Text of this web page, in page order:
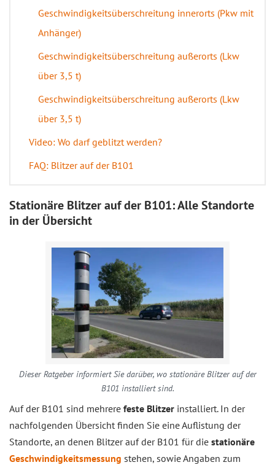
Geschwindigkeitsüberschreitung innerorts (Pkw mit
Anhänger)
Geschwindigkeitsüberschreitung außerorts (Lkw
über 3,5 t)
Geschwindigkeitsüberschreitung außerorts (Lkw
über 3,5 t)
Video: Wo darf geblitzt werden?
FAQ: Blitzer auf der B101
Stationäre Blitzer auf der B101: Alle Standorte
in der Übersicht
Dieser Ratgeber informiert Sie darüber, wo stationäre Blitzer auf der
B101 installiert sind.
Auf der B101 sind mehrere feste Blitzer installiert. In der
nachfolgenden Übersicht finden Sie eine Auflistung der
Standorte, an denen Blitzer auf der B101 für die stationäre
Geschwindigkeitsmessung stehen, sowie Angaben zum